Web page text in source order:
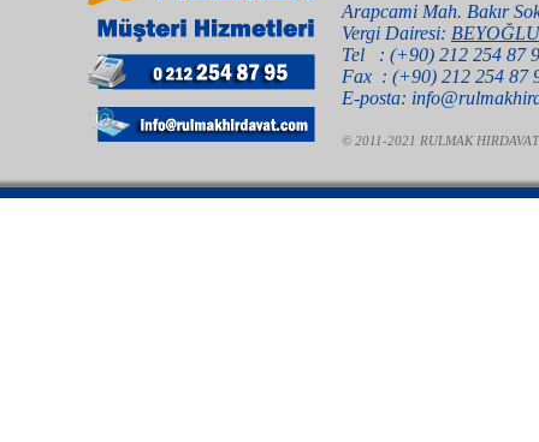
Arapcami Mah. Bakır
Vergi Dairesi: BEYOĞLU
Tel : (+90) 212 254 87
Fax : (+90) 212 254 87
E-posta:
© 2011-2021 RULMAK HIRDAVAT